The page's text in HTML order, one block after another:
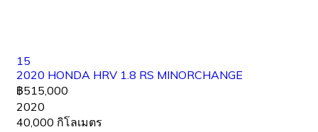
15
2020 HONDA HRV 1.8 RS MINORCHANGE
฿515,000
2020
40,000 กิโลเมตร